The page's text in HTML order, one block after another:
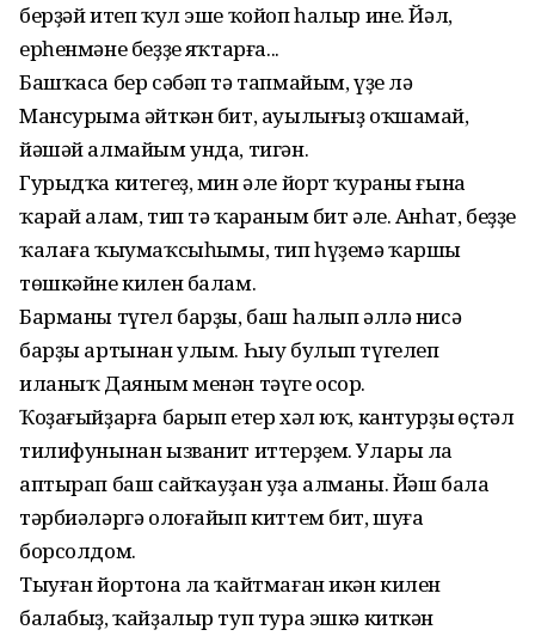
берҙәй итеп ҡул эше ҡойоп һалыр ине. Йәл,
ерһенмәне беҙҙең яҡтарға...
Башҡаса бер сәбәп тә тапмайым, үҙе лә
Мансурыма әйткән бит, ауылығыҙ оҡшамай,
йәшәй алмайым унда, тигән.
Гурыдҡа китегеҙ, мин әле йорт ҡураны ғына
ҡарай алам, тип тә ҡараным бит әле. Анһат, беҙҙе
ҡалаға ҡыумаҡсыһыңмы, тип һүҙемә ҡаршы
төшкәйне килен балам.
Барманы түгел барҙы, баш һалып әллә нисә
барҙы артынан улым. Һыу булып түгелеп
иланыҡ Даяным менән тәүге осор.
Ҡоҙағыйҙарға барып етер хәл юҡ, кантурҙың өҫтәл
тилифунынан ызванит иттерҙем. Улары ла
аптырап баш сайҡауҙан уҙа алманы. Йәш бала
тәрбиәләргә олоғайып киттем бит, шуға
борсолдом.
Тыуған йортона ла ҡайтмаған икән килен
балабыҙ, ҡайҙалыр туп тура эшкә киткән